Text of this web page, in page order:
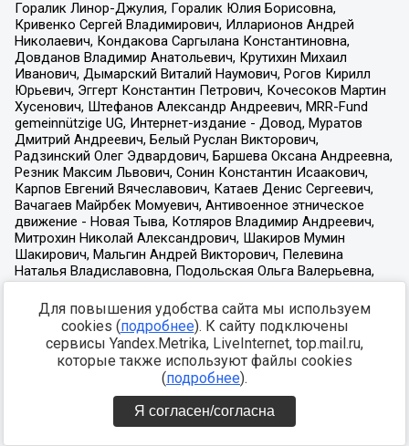
Для повышения удобства сайта мы используем
cookies (подробнее). К сайту подключены
сервисы Yandex.Metrika, LiveInternet, top.mail.ru,
которые также используют файлы cookies
(подробнее).
Я согласен/согласна